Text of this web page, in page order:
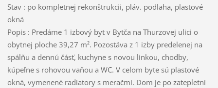
Stav : po kompletnej rekonštrukcii, pláv. podlaha, plastové
okná
Popis : Predáme 1 izbový byt v Bytča na Thurzovej ulici o
obytnej ploche 39,27 m². Pozostáva z 1 izby predelenej na
spálňu a dennú čásť, kuchyne s novou linkou, chodby,
kúpeľne s rohovou vaňou a WC. V celom byte sú plastové
okná, vymenené radiatory s meračmi. Dom je po zatepletní